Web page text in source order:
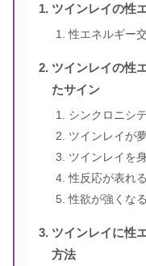
ツインレイの性
性エネルギー
ツインレイの性
たサイン
シンクロニシ
ツインレイが
ツインレイを
性反応が表れる
性欲が強くなる
ツインレイに性
方法